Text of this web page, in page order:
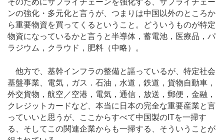
そのためにサプライチェーンを強化する、サプライチェー
ンの強化・多元化と言うが、つまりは中国以外のところか
ら重要物資を買ってくるということ。どういうものが特定
物資になっているかと言うと半導体，蓄電池，医療品，パ
ラジウム，クラウド，肥料（中略）。
他方で、基幹インフラの整備と謳っているが、特定社会
基盤事業、電気，ガス．石油，水道，鉄道，貨物自動車，
外交貨物，航空／空港，電気，通信，放送，郵便，金融，
クレジットカードなど、本当に日本の完全な重要産業と言
っていいと思うが、ここからすべて中国製のITを一掃す
る、そしてこの関連企業からも一掃する、そういうことが